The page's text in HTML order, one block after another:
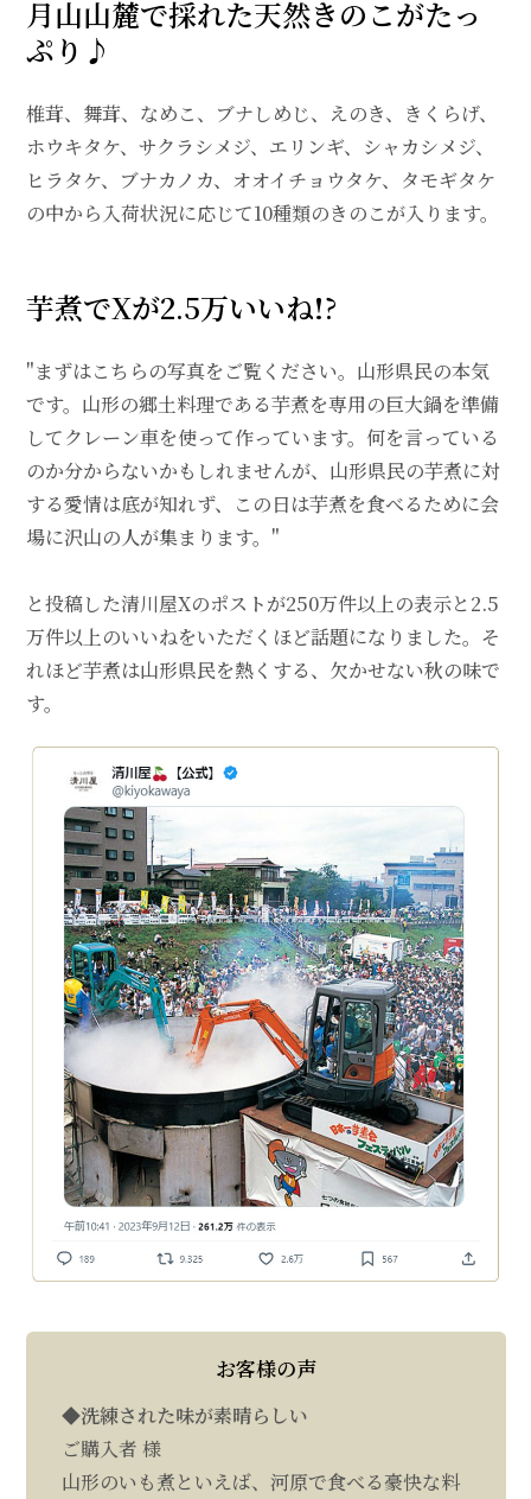
月山山麓で採れた天然きのこがたっ
ぷり♪
椎茸、舞茸、なめこ、ブナしめじ、えのき、きくらげ、
ホウキタケ、サクラシメジ、エリンギ、シャカシメジ、
ヒラタケ、ブナカノカ、オオイチョウタケ、タモギタケ
の中から入荷状況に応じて10種類のきのこが入ります。
芋煮でXが2.5万いいね!?
"まずはこちらの写真をご覧ください。山形県民の本気
です。山形の郷土料理である芋煮を専用の巨大鍋を準備
してクレーン車を使って作っています。何を言っている
のか分からないかもしれませんが、山形県民の芋煮に対
する愛情は底が知れず、この日は芋煮を食べるために会
場に沢山の人が集まります。"
と投稿した清川屋Xのポストが250万件以上の表示と2.5
万件以上のいいねをいただく ほど話題になりました。そ
れほど芋煮は山形県民を熱くする、欠かせない秋の味で
す。
お客様の声
◆洗練された味が素晴らしい
ご購入者 様
山形のいも煮といえば、河原で食べる豪快な料